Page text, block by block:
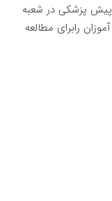
پیش پزشکی در شعبه
رابرای مطالعه